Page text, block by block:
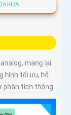
mang lại
hình tối ưu, hỗ
phân tích thông
16 TB, chuẩn